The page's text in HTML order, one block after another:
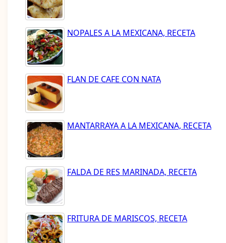
NOPALES A LA MEXICANA, RECETA
FLAN DE CAFE CON NATA
MANTARRAYA A LA MEXICANA, RECETA
FALDA DE RES MARINADA, RECETA
FRITURA DE MARISCOS, RECETA